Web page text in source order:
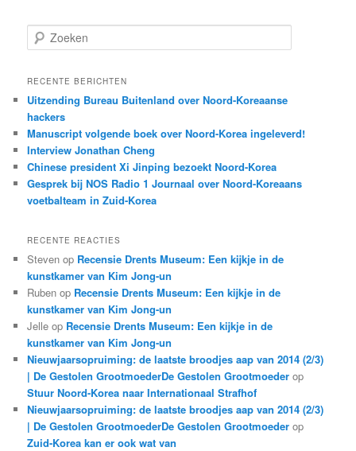
o
k
n
RECENTE BERICHTEN
Uitzending Bureau Buitenland over Noord-Koreaanse
hackers
Manuscript volgende boek over Noord-Korea ingeleverd!
Interview Jonathan Cheng
Chinese president Xi Jinping bezoekt Noord-Korea
Gesprek bij NOS Radio 1 Journaal over Noord-Koreaans
voetbalteam in Zuid-Korea
RECENTE REACTIES
Steven op Recensie Drents Museum: Een kijkje in de
kunstkamer van Kim Jong-un
Ruben op Recensie Drents Museum: Een kijkje in de
kunstkamer van Kim Jong-un
Jelle op Recensie Drents Museum: Een kijkje in de
kunstkamer van Kim Jong-un
Nieuwjaarsopruiming: de laatste broodjes aap van 2014 (2/3)
| De Gestolen GrootmoederDe Gestolen Grootmoeder op
Stuur Noord-Korea naar Internationaal Strafhof
Nieuwjaarsopruiming: de laatste broodjes aap van 2014 (2/3)
| De Gestolen GrootmoederDe Gestolen Grootmoeder op
Zuid-Korea kan er ook wat van